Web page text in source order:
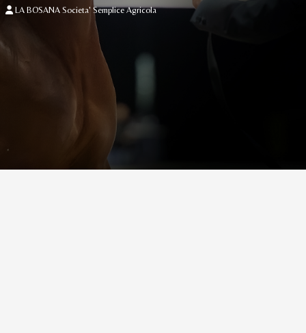
LA BOSANA Societa' Semplice Agricola